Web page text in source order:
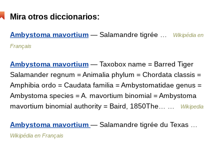
Mira otros diccionarios:
Ambystoma mavortium — Salamandre tigrée …
Wikipédia en
Français
Ambystoma mavortium — Taxobox name = Barred Tiger
Salamander regnum = Animalia phylum = Chordata classis =
Amphibia ordo = Caudata familia = Ambystomatidae genus =
Ambystoma species = A. mavortium binomial = Ambystoma
mavortium binomial authority = Baird, 1850The… …
Wikipedia
Ambystoma mavortium — Salamandre tigrée du Texas …
Wikipédia en Français